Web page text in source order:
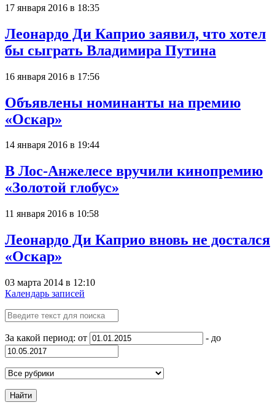
17 января 2016 в 18:35
Леонардо Ди Каприо заявил, что хотел
бы сыграть Владимира Путина
16 января 2016 в 17:56
Объявлены номинанты на премию
«Оскар»
14 января 2016 в 19:44
В Лос-Анжелесе вручили кинопремию
«Золотой глобус»
11 января 2016 в 10:58
Леонардо Ди Каприо вновь не достался
«Оскар»
03 марта 2014 в 12:10
Календарь записей
За какой период: от - до
Найти